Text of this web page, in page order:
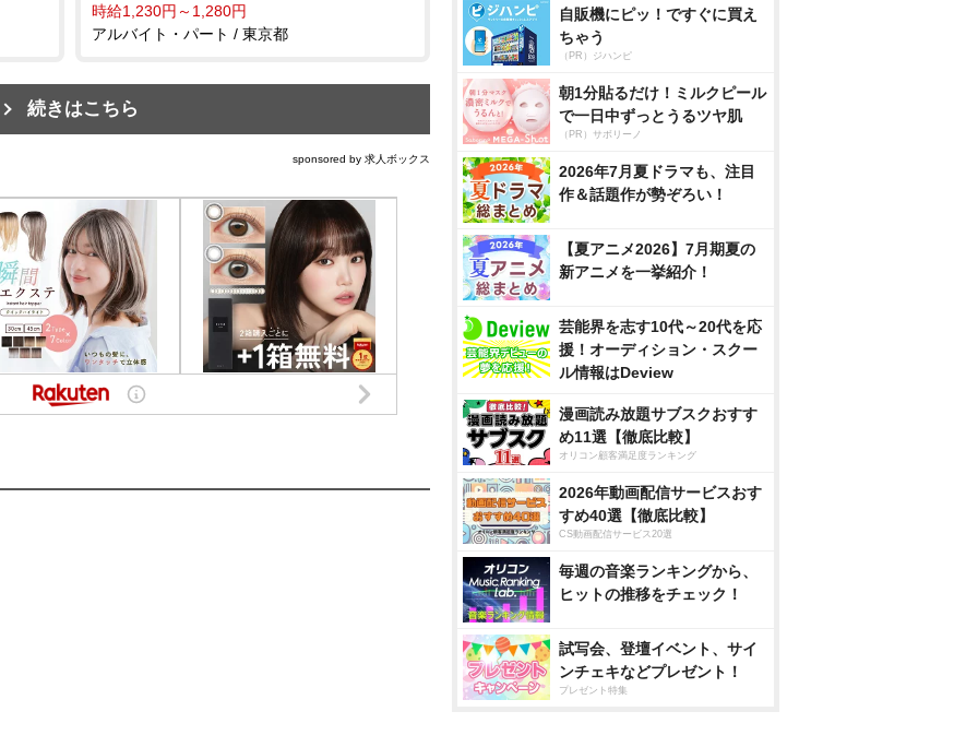
時給1,230円～1,280円
アルバイト・パート / 東京都
続きはこちら
sponsored by 求人ボックス
自販機にピッ！ですぐに買え
ちゃう
（PR）ジハンピ
朝1分貼るだけ！ミルクピール
で一日中ずっとうるツヤ肌
（PR）サボリーノ
2026年7月夏ドラマも、注目
作＆話題作が勢ぞろい！
【夏アニメ2026】7月期夏の
新アニメを一挙紹介！
芸能界を志す10代～20代を応
援！オーディション・スクー
ル情報はDeview
漫画読み放題サブスクおすす
め11選【徹底比較】
オリコン顧客満足度ランキング
2026年動画配信サービスおす
すめ40選【徹底比較】
CS動画配信サービス20選
毎週の音楽ランキングから、
ヒットの推移をチェック！
試写会、登壇イベント、サイ
ンチェキなどプレゼント！
プレゼント特集